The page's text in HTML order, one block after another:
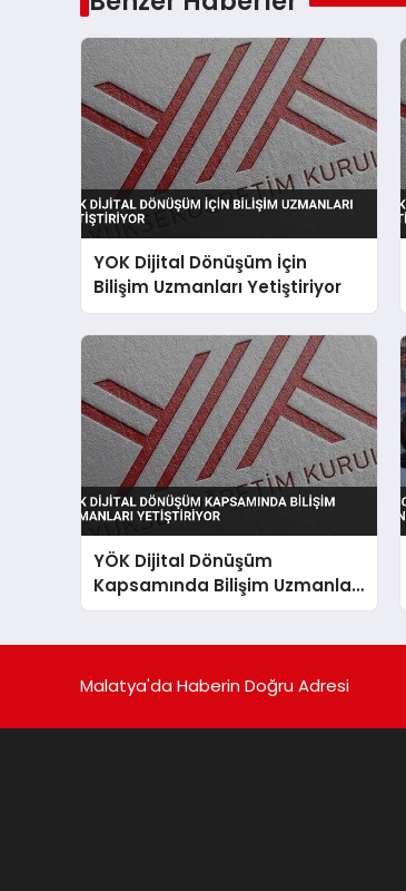
YOK Dijital Dönüşüm İçin
Bilişim Uzmanları Yetiştiriyor
YÖK Dijital Dönüşüm
Kapsamında Bilişim Uzmanları
Yetiştiriyor
Malatya'da Haberin Doğru Adresi